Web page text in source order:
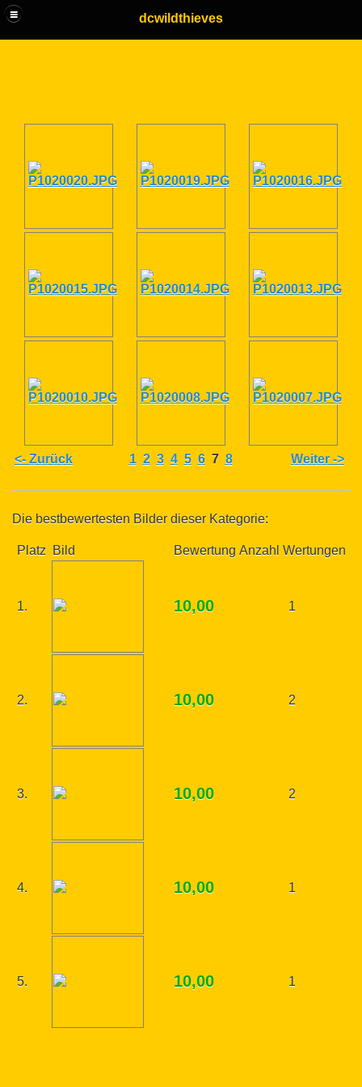
dcwildthieves
<- Zurück 1 2 3 4 5 6 7 8 Weiter ->
Die bestbewertesten Bilder dieser Kategorie:
Platz Bild Bewertung Anzahl Wertungen
1. 10,00 1
2. 10,00 2
3. 10,00 2
4. 10,00 1
5. 10,00 1